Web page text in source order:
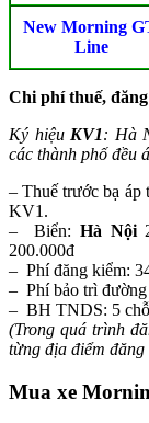
New Morning
Line
Chi phí thuế,
Ký hiệu KV1: Hà
các thành phố đều
– Thuế trước bạ
KV1.
– Biển:Hà Nội
200.000đ
– Phí đăng kiểm:
– Phí bảo trì
– BH TNDS: 5 chỗ
(Trong quá trình
từng địa điểm đăng
Mua xe